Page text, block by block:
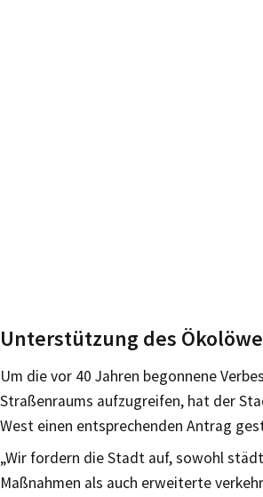
Unterstützung des
Um die vor 40 Jahren begonnene
Straßenraums aufzugreifen, hat der
West einen entsprechenden Antrag
„Wir fordern die Stadt auf, sowohl
Maßnahmen als auch erweiterte